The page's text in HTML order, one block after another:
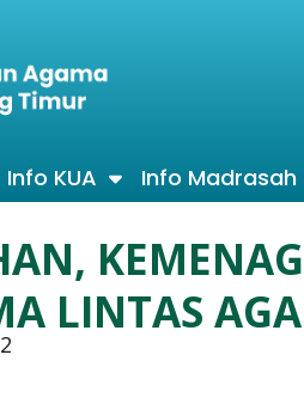
Info KUA Info Madrasah
LINTAS